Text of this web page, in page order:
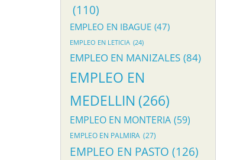
(110)
EMPLEO EN IBAGUE (47)
EMPLEO EN LETICIA (24)
EMPLEO EN MANIZALES (84)
EMPLEO EN
MEDELLIN (266)
EMPLEO EN MONTERIA (59)
EMPLEO EN PALMIRA (27)
EMPLEO EN PASTO (126)